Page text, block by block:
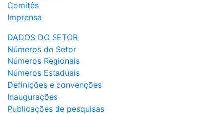
Comitês
Imprensa
DADOS DO SETOR
Números do Setor
Números Regionais
Números Estaduais
Definições e convenções
Inaugurações
Publicações de pesquisas